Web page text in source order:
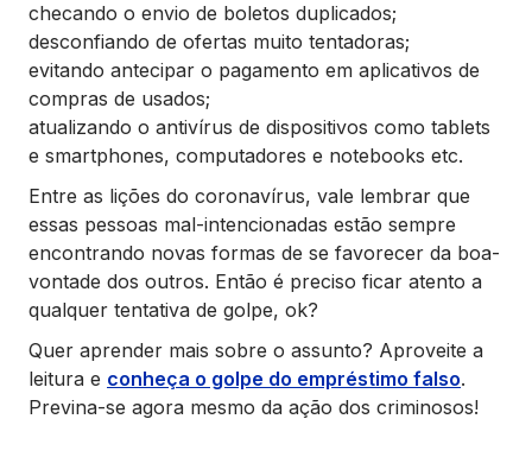
checando o envio de boletos duplicados;
desconfiando de ofertas muito tentadoras;
evitando antecipar o pagamento em aplicativos de
compras de usados;
atualizando o antivírus de dispositivos como tablets
e smartphones, computadores e notebooks etc.
Entre as lições do coronavírus, vale lembrar que
essas pessoas mal-intencionadas estão sempre
encontrando novas formas de se favorecer da boa-
vontade dos outros. Então é preciso ficar atento a
qualquer tentativa de golpe, ok?
Quer aprender mais sobre o assunto? Aproveite a
leitura e conheça o golpe do empréstimo falso.
Previna-se agora mesmo da ação dos criminosos!